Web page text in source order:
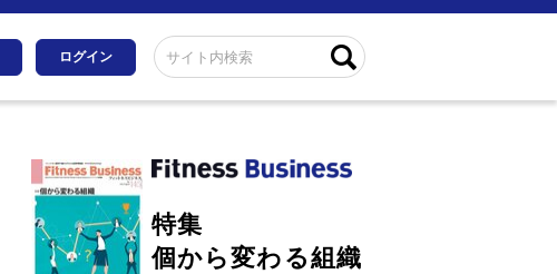
ログイン
特集
個から変わる組織